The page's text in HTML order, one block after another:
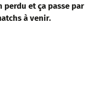
perdu et ça passe par
à venir.